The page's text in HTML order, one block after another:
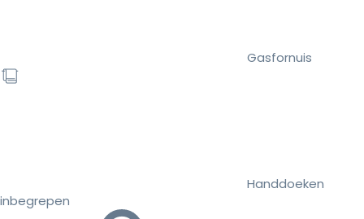
Gasfornuis
Handdoeken
inbegrepen